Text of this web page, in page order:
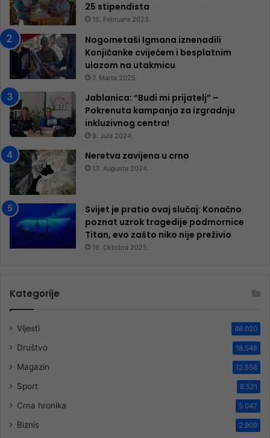
25 ​​stipendista
15. Februara 2023.
Nogometaši Igmana iznenadili
Konjičanke cvijećem i besplatnim
ulazom na utakmicu
7. Marta 2025.
Jablanica: “Budi mi prijatelj” –
Pokrenuta kampanja za izgradnju
inkluzivnog centra!
9. Jula 2024.
Neretva zavijena u crno
13. Augusta 2024.
Svijet je pratio ovaj slučaj: Konačno
poznat uzrok tragedije podmornice
Titan, evo zašto niko nije preživio
16. Oktobra 2025.
Kategorije
Vijesti 46.020
Društvo 18.548
Magazin 12.558
Sport 8.521
Crna hronika 5.047
Biznis 2.909